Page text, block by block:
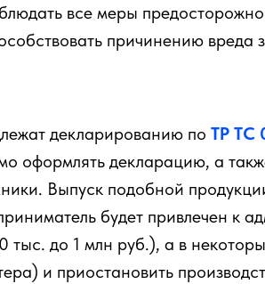
все меры
причинению вреда
декларированию по ТР ТС
оформлять декларацию, а
Выпуск подобной
будет привлечен к
до 1 млн руб.), а в
и приостановить